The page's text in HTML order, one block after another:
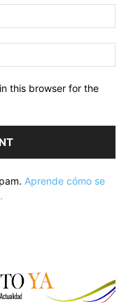
this browser for the
Aprende cómo se